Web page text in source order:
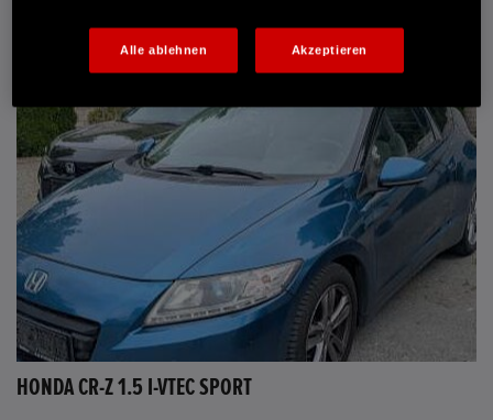
HONDA CR-Z 1.5 I-VTEC SPORT
Alle ablehnen Akzeptieren